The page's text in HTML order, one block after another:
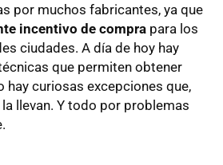
por muchos fabricantes, ya que
incentivo de compra para los
ciudades. A día de hoy hay
que permiten obtener
hay curiosas excepciones que,
llevan. Y todo por problemas